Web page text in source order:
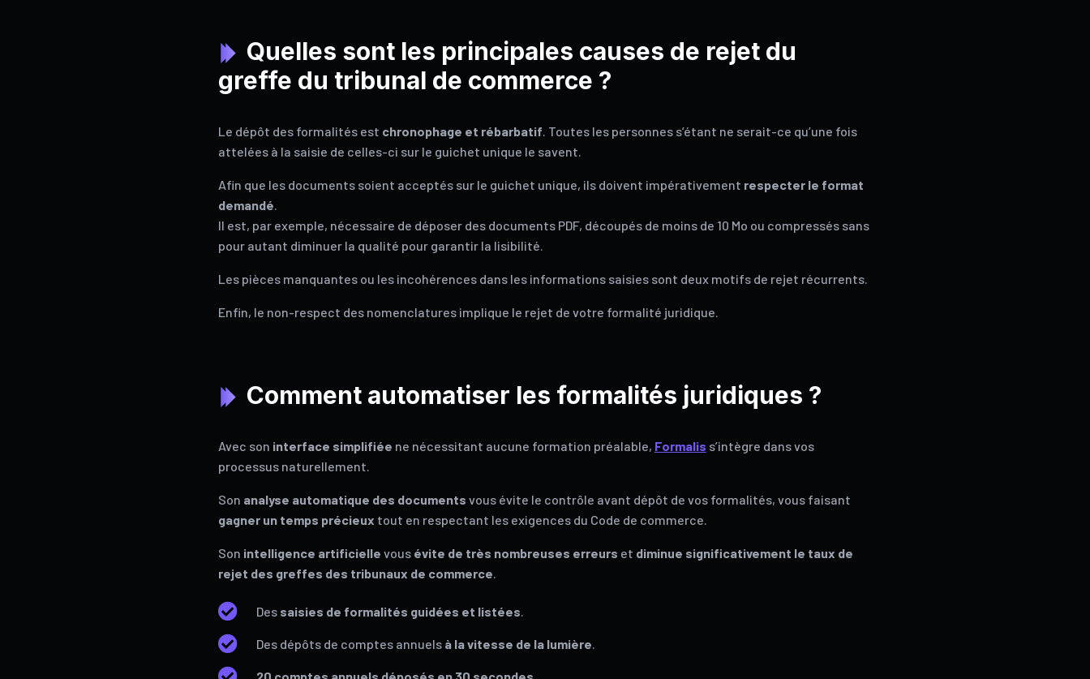
Quelles sont les principales causes de rejet du
greffe du tribunal de commerce ?
Le dépôt des formalités est chronophage et rébarbatif . Toutes les personnes s’étant ne serait-ce qu’une fois
attelées à la saisie de celles-ci sur le guichet unique le savent.
Afin que les documents soient acceptés sur le guichet unique, ils doivent impérativement respecter le format
demandé
Il est, par exemple, nécessaire de déposer des documents PDF, découpés de moins de 10 Mo ou compressés sans
pour autant diminuer la qualité pour garantir la lisibilité.
Les pièces manquantes ou les incohérences dans les informations saisies sont deux motifs de rejet récurrents.
Enfin, le non-respect des nomenclatures implique le rejet de votre formalité juridique.
Comment automatiser les formalités juridiques ?
Avec son interface simplifiée ne nécessitant aucune formation préalable, Formalis s’intègre dans vos
processus naturellement.
Son analyse automatique des documents vous évite le contrôle avant dépôt de vos formalités, vous faisant
gagner un temps précieux tout en respectant les exigences du Code de commerce.
Son intelligence artificielle vous évite de très nombreuses erreurs et diminue significativement le taux de
rejet des greffes des tribunaux de commerce.
 Des saisies de formalités guidées et listées.
 Des dépôts de comptes annuels à la vitesse de la lumière.